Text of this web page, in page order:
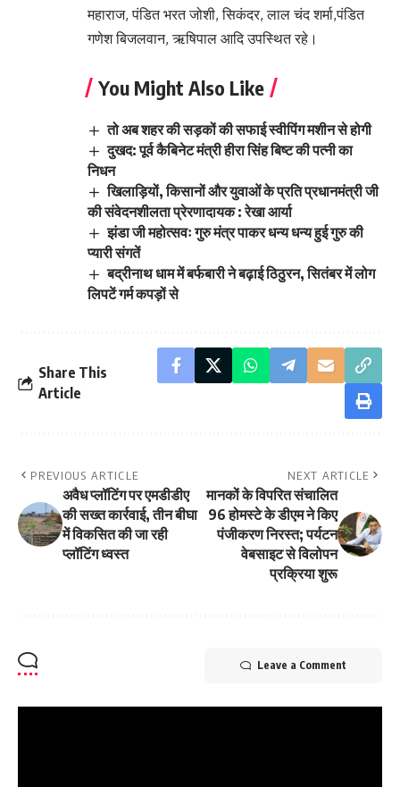
महाराज, पंडित भरत जोशी, सिकंदर, लाल चंद शर्मा,पंडित
गणेश बिजलवान, ऋषिपाल आदि उपस्थित रहे।
You Might Also Like
तो अब शहर की सड़कों की सफाई स्वीपिंग मशीन से होगी
दुखद: पूर्व कैबिनेट मंत्री हीरा सिंह बिष्ट की पत्नी का
निधन
खिलाड़ियों, किसानों और युवाओं के प्रति प्रधानमंत्री जी
की संवेदनशीलता प्रेरणादायक : रेखा आर्या
झंडा जी महोत्सवः गुरु मंत्र पाकर धन्य धन्य हुई गुरु की
प्यारी संगतें
बद्रीनाथ धाम में बर्फबारी ने बढ़ाई ठिठुरन, सितंबर में लोग
लिपटें गर्म कपड़ों से
Share This
Article
PREVIOUS ARTICLE
अवैध प्लॉटिंग पर एमडीडीए
की सख्त कार्रवाई, तीन बीघा
में विकसित की जा रही
प्लॉटिंग ध्वस्त
NEXT ARTICLE
मानकों के विपरित संचालित
96 होमस्टे के डीएम ने किए
पंजीकरण निरस्त; पर्यटन
वेबसाइट से विलोपन
प्रक्रिया शुरू
Leave a Comment